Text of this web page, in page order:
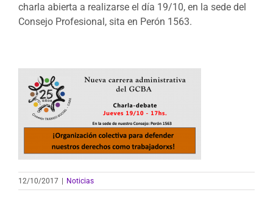
charla abierta a realizarse el día 19/10, en la sede del
Consejo Profesional, sita en Perón 1563.
12/10/2017 | Noticias